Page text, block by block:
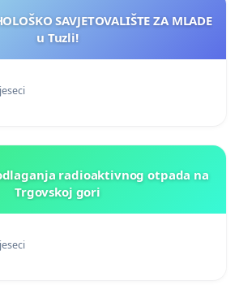
SAVJETOVALIŠTE ZA MLADE
u Tuzli!
radioaktivnog otpada na
Trgovskoj gori